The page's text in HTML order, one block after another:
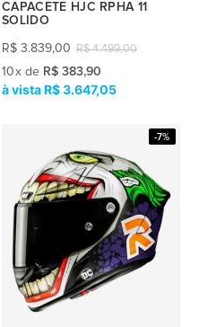
CAPACETE HJC RPHA 11
SOLIDO
R$ 4.499,00
R$ 3.839,00
10x de R$ 383,90
R$ 3.647,05
-7%